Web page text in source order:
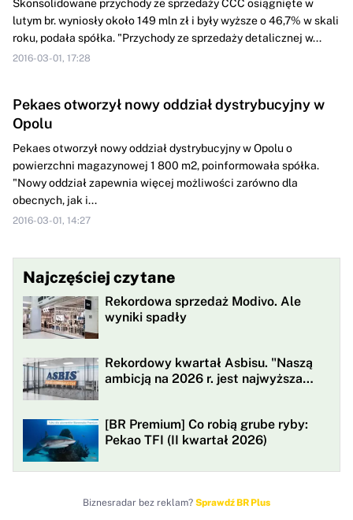
Skonsolidowane przychody ze sprzedaży CCC osiągnięte w
lutym br. wyniosły około 149 mln zł i były wyższe o 46,7% w skali
roku, podała spółka. "Przychody ze sprzedaży detalicznej w...
2016-03-01, 17:28
Pekaes otworzył nowy oddział dystrybucyjny w
Opolu
Pekaes otworzył nowy oddział dystrybucyjny w Opolu o
powierzchni magazynowej 1 800 m2, poinformowała spółka.
"Nowy oddział zapewnia więcej możliwości zarówno dla
obecnych, jak i...
2016-03-01, 14:27
Najczęściej czytane
Rekordowa sprzedaż Modivo. Ale
wyniki spadły
Rekordowy kwartał Asbisu. "Naszą
ambicją na 2026 r. jest najwyższa
[BR Premium] Co robią grube ryby:
Pekao TFI (II kwartał 2026)
Biznesradar bez reklam? Sprawdź BR Plus